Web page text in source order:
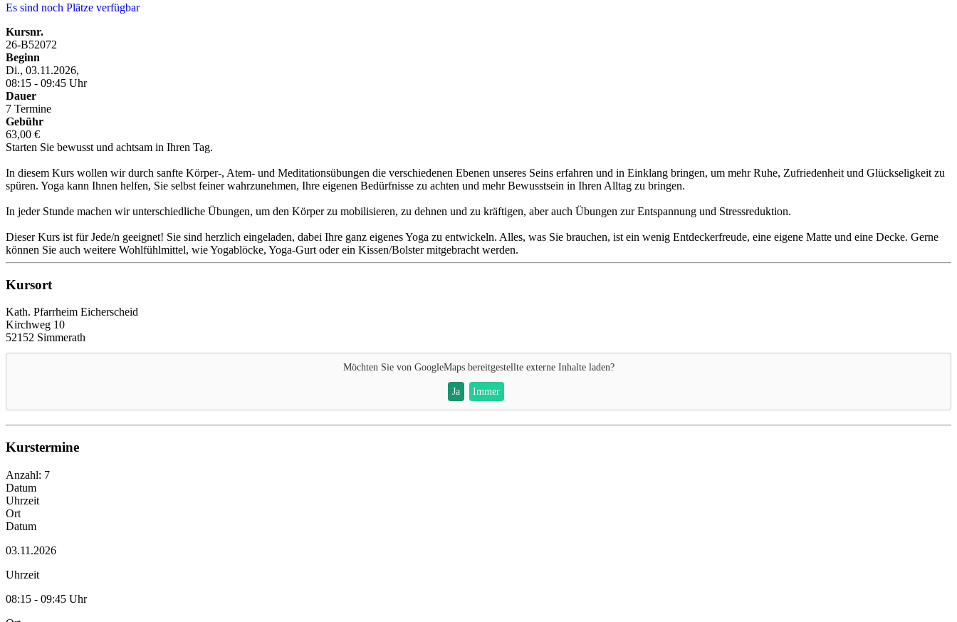
Es sind noch Plätze verfügbar
Kursnr.
26-B52072
Beginn
Di., 03.11.2026,
08:15 - 09:45 Uhr
Dauer
7 Termine
Gebühr
63,00 €
Starten Sie bewusst und achtsam in Ihren Tag.
In diesem Kurs wollen wir durch sanfte Körper-, Atem- und Meditationsübungen die verschiedenen Ebenen unseres Seins erfahren und in Einklang bringen, um mehr Ruhe, Zufriedenheit und Glückseligkeit zu
spüren. Yoga kann Ihnen helfen, Sie selbst feiner wahrzunehmen, Ihre eigenen Bedürfnisse zu achten und mehr Bewusstsein in Ihren Alltag zu bringen.
In jeder Stunde machen wir unterschiedliche Übungen, um den Körper zu mobilisieren, zu dehnen und zu kräftigen, aber auch Übungen zur Entspannung und Stressreduktion.
Dieser Kurs ist für Jede/n geeignet! Sie sind herzlich eingeladen, dabei Ihre ganz eigenes Yoga zu entwickeln. Alles, was Sie brauchen, ist ein wenig Entdeckerfreude, eine eigene Matte und eine Decke. Gerne
können Sie auch weitere Wohlfühlmittel, wie Yogablöcke, Yoga-Gurt oder ein Kissen/Bolster mitgebracht werden.
Kursort
Kath. Pfarrheim Eicherscheid
Kirchweg 10
52152 Simmerath
Möchten Sie von GoogleMapsbereitgestellte externe Inhalte laden?
Ja Immer
Kurstermine
Anzahl: 7
Datum
Uhrzeit
Ort
Datum
03.11.2026
Uhrzeit
08:15 - 09:45 Uhr